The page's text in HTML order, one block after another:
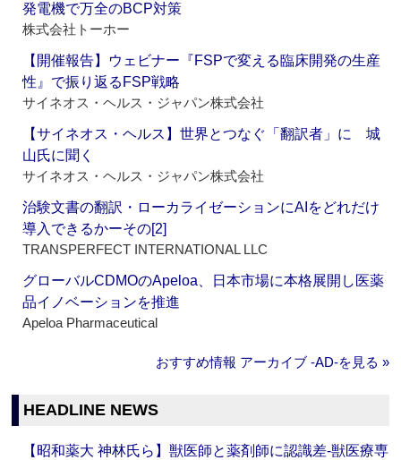
発電機で万全のBCP対策
株式会社トーホー
【開催報告】ウェビナー『FSPで変える臨床開発の生産
性』で振り返るFSP戦略
サイネオス・ヘルス・ジャパン株式会社
【サイネオス・ヘルス】世界とつなぐ「翻訳者」に 城
山氏に聞く
サイネオス・ヘルス・ジャパン株式会社
治験文書の翻訳・ローカライゼーションにAIをどれだけ
導入できるかーその[2]
TRANSPERFECT INTERNATIONAL LLC
グローバルCDMOのApeloa、日本市場に本格展開し医薬
品イノベーションを推進
Apeloa Pharmaceutical
おすすめ情報 アーカイブ ‐AD‐を見る »
HEADLINE NEWS
【昭和薬大 神林氏ら】獣医師と薬剤師に認識差‐獣医療専